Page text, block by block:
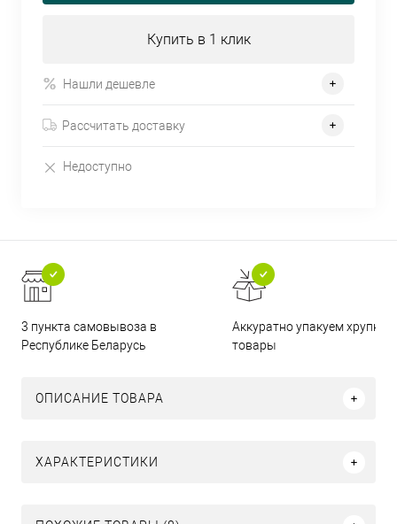
Купить в 1 клик
Нашли дешевле
Рассчитать доставку
Недоступно
3 пункта самовывоза в
Республике Беларусь
Аккуратно упакуем хрупкие
товары
ОПИСАНИЕ ТОВАРА
ХАРАКТЕРИСТИКИ